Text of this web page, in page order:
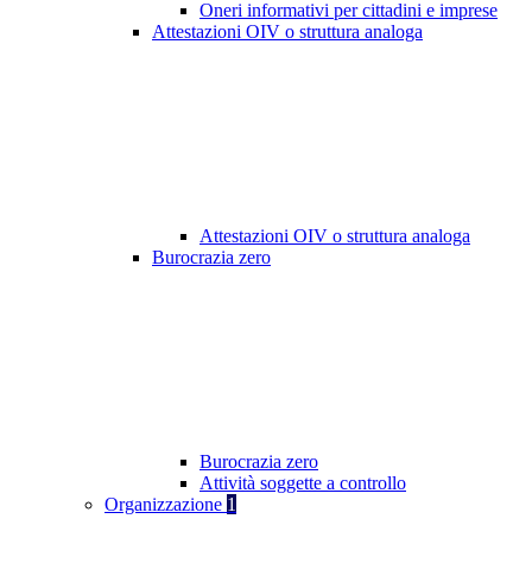
Oneri informativi per cittadini e imprese
Attestazioni OIV o struttura analoga
Attestazioni OIV o struttura analoga
Burocrazia zero
Burocrazia zero
Attività soggette a controllo
Organizzazione 1